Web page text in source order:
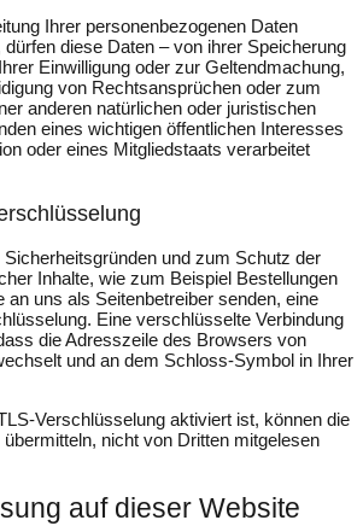
Ihrer personenbezogenen Daten
diese Daten – von ihrer Speicherung
Einwilligung oder zur Geltendmachung,
von Rechtsansprüchen oder zum
anderen natürlichen oder juristischen
eines wichtigen öffentlichen Interesses
oder eines Mitgliedstaats verarbeitet
und zum Schutz der
Inhalte, wie zum Beispiel Bestellungen
an uns als Seitenbetreiber senden, eine
Eine verschlüsselte Verbindung
die Adresszeile des Browsers von
und an dem Schloss-Symbol in Ihrer
Verschlüsselung aktiviert ist, können die
nicht von Dritten mitgelesen
auf dieser Website